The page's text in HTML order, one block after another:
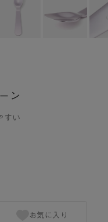
ン
すい
お気に入り